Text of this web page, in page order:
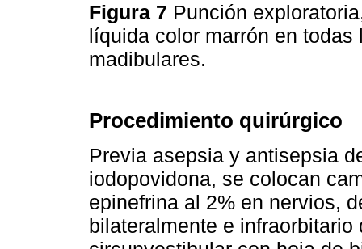
Figura 7 Punción
líquida color marrón en
madibulares.
Procedimiento quirúrgico
Previa asepsia y antisepsia
iodopovidona, se colocan
epinefrina al 2% en nervios,
bilateralmente e